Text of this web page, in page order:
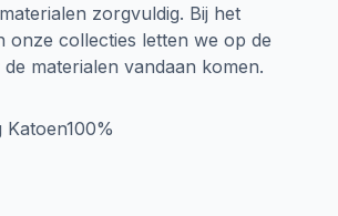
zorgvuldig. Bij het
onze collecties letten we op de
materialen vandaan komen.
Katoen100%